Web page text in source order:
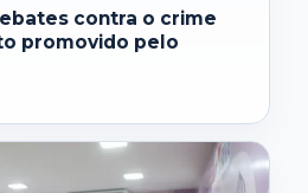
contra o crime
promovido pelo